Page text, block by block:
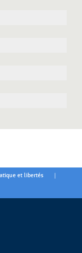
et libertés |